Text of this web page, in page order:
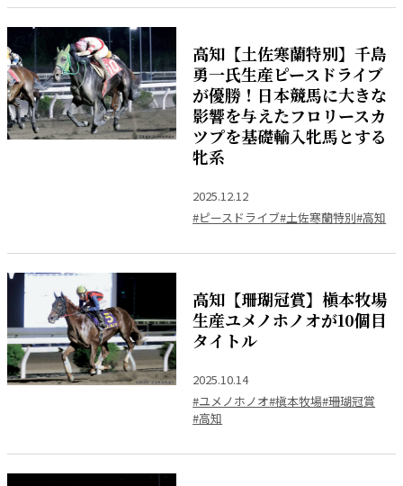
高知【土佐寒蘭特別】千島
勇一氏生産ピースドライブ
が優勝！日本競馬に大きな
影響を与えたフロリースカ
ツプを基礎輸入牝馬とする
牝系
2025.12.12
#ピースドライブ#土佐寒蘭特別#高知
高知【珊瑚冠賞】槇本牧場
生産ユメノホノオが10個目
タイトル
2025.10.14
#ユメノホノオ#槇本牧場#珊瑚冠賞
#高知